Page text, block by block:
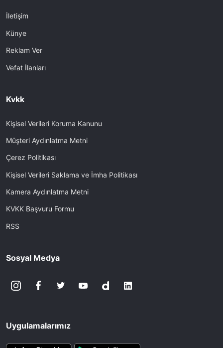
İletişim
Künye
Reklam Ver
Vefat İlanları
Kvkk
Kişisel Verileri Koruma Kanunu
Müşteri Aydınlatma Metni
Çerez Politikası
Kişisel Verileri Saklama ve İmha Politikası
Kamera Aydınlatma Metni
KVKK Başvuru Formu
RSS
Sosyal Medya
Uygulamalarımız